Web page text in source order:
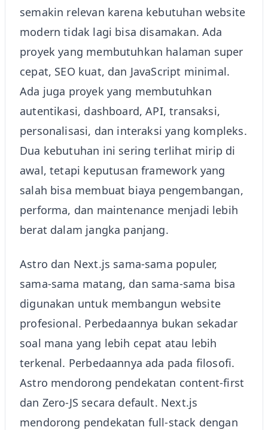
semakin relevan karena kebutuhan website
modern tidak lagi bisa disamakan. Ada
proyek yang membutuhkan halaman super
cepat, SEO kuat, dan JavaScript minimal.
Ada juga proyek yang membutuhkan
autentikasi, dashboard, API, transaksi,
personalisasi, dan interaksi yang kompleks.
Dua kebutuhan ini sering terlihat mirip di
awal, tetapi keputusan framework yang
salah bisa membuat biaya pengembangan,
performa, dan maintenance menjadi lebih
berat dalam jangka panjang.
Astro dan Next.js sama-sama populer,
sama-sama matang, dan sama-sama bisa
digunakan untuk membangun website
profesional. Perbedaannya bukan sekadar
soal mana yang lebih cepat atau lebih
terkenal. Perbedaannya ada pada filosofi.
Astro mendorong pendekatan content-first
dan Zero-JS secara default. Next.js
mendorong pendekatan full-stack dengan